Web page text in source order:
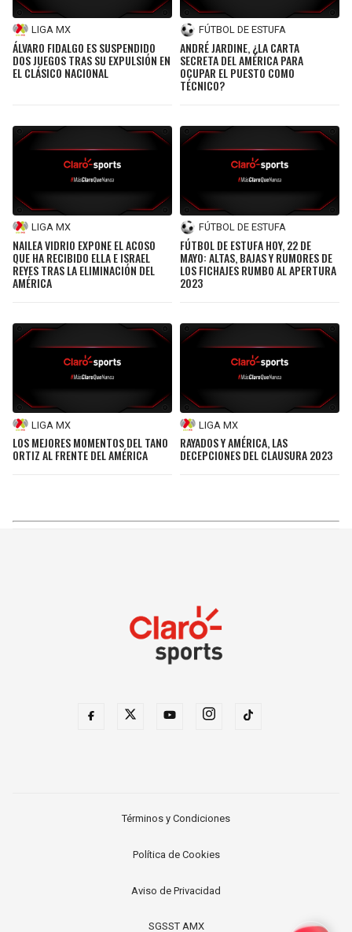
LIGA MX
ÁLVARO FIDALGO ES SUSPENDIDO
DOS JUEGOS TRAS SU EXPULSIÓN EN
EL CLÁSICO NACIONAL
FÚTBOL DE ESTUFA
ANDRÉ JARDINE, ¿LA CARTA
SECRETA DEL AMÉRICA PARA
OCUPAR EL PUESTO COMO
TÉCNICO?
LIGA MX
NAILEA VIDRIO EXPONE EL ACOSO
QUE HA RECIBIDO ELLA E ISRAEL
REYES TRAS LA ELIMINACIÓN DEL
AMÉRICA
FÚTBOL DE ESTUFA
FÚTBOL DE ESTUFA HOY, 22 DE
MAYO: ALTAS, BAJAS Y RUMORES DE
LOS FICHAJES RUMBO AL APERTURA
2023
LIGA MX
LOS MEJORES MOMENTOS DEL TANO
ORTIZ AL FRENTE DEL AMÉRICA
LIGA MX
RAYADOS Y AMÉRICA, LAS
DECEPCIONES DEL CLAUSURA 2023
Términos y Condiciones
Política de Cookies
Aviso de Privacidad
SGSST AMX